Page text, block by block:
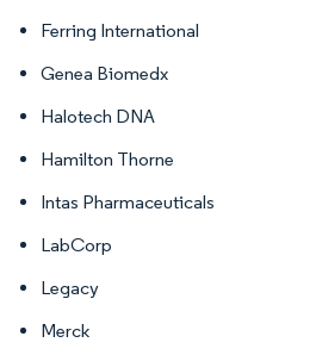
Ferring International
Genea Biomedx
Halotech DNA
Hamilton Thorne
Intas Pharmaceuticals
LabCorp
Legacy
Merck